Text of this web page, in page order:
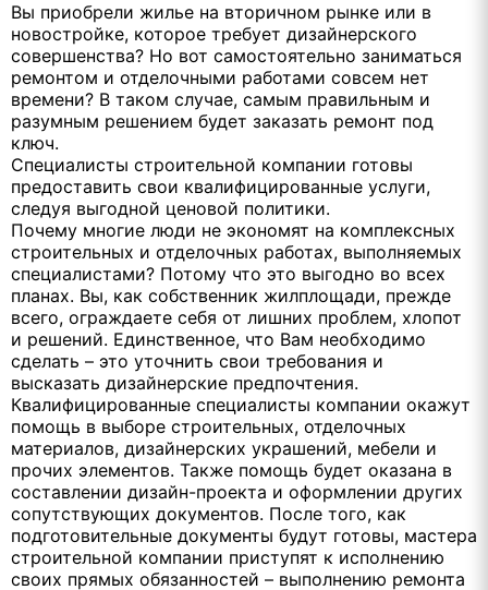
Вы приобрели жилье на вторичном рынке или в
новостройке, которое требует дизайнерского
совершенства? Но вот самостоятельно заниматься
ремонтом и отделочными работами совсем нет
времени? В таком случае, самым правильным и
разумным решением будет заказать ремонт под
ключ.
Специалисты строительной компании готовы
предоставить свои квалифицированные услуги,
следуя выгодной ценовой политики.
Почему многие люди не экономят на комплексных
строительных и отделочных работах, выполняемых
специалистами? Потому что это выгодно во всех
планах. Вы, как собственник жилплощади, прежде
всего, ограждаете себя от лишних проблем, хлопот
и решений. Единственное, что Вам необходимо
сделать – это уточнить свои требования и
высказать дизайнерские предпочтения.
Квалифицированные специалисты компании окажут
помощь в выборе строительных, отделочных
материалов, дизайнерских украшений, мебели и
прочих элементов. Также помощь будет оказана в
составлении дизайн-проекта и оформлении других
сопутствующих документов. После того, как
подготовительные документы будут готовы, мастера
строительной компании приступят к исполнению
своих прямых обязанностей – выполнению ремонта